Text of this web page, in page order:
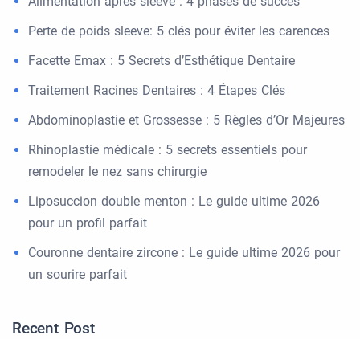
Perte de poids sleeve: 5 clés pour éviter les carences
Facette Emax : 5 Secrets d’Esthétique Dentaire
Traitement Racines Dentaires : 4 Étapes Clés
Abdominoplastie et Grossesse : 5 Règles d’Or Majeures
Rhinoplastie médicale : 5 secrets essentiels pour
remodeler le nez sans chirurgie
Liposuccion double menton : Le guide ultime 2026
pour un profil parfait
Couronne dentaire zircone : Le guide ultime 2026 pour
un sourire parfait
Recent Post